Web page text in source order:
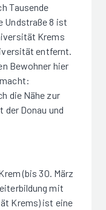
Tausende
Undstraße 8 ist
Krems
entfernt.
Bewohner hier
die Nähe zur
Donau und
(bis 30. März
mit
Krems) ist eine